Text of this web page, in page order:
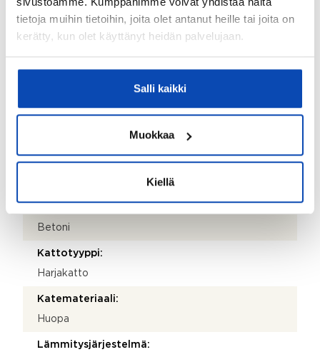
tietoja muihin tietoihin, joita olet antanut heille tai joita on
kerätty, kun olet käyttänyt heidän palvelujaan.
Salli kaikki
Muokkaa
Kiellä
Postitoimipaikka:
Kuopio
Isännöitsijäntodistuksen päivämäärä:
Valmistumisvuosi:
Käyttöönottovuosi:
Betoni
Kattotyyppi:
Harjakatto
Katemateriaali:
Huopa
Lämmitysjärjestelmä: